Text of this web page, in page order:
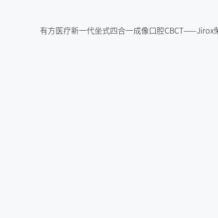
有方医疗新一代坐式四合一成像口腔CBCT——Jirox